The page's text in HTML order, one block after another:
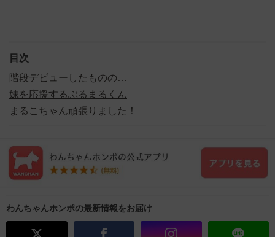
目次
階段デビューしたものの…
妹を応援するぶるまるくん
まるこちゃん頑張りました！
わんちゃんホンポの最新情報をお届け